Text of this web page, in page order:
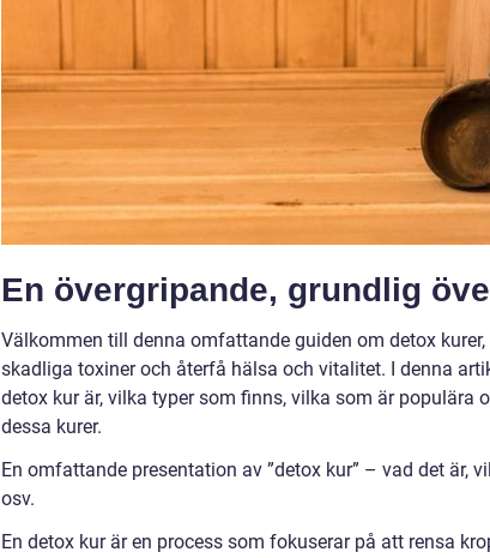
En övergripande, grundlig
Välkommen till denna omfattande guiden om detox
skadliga toxiner och återfå hälsa och vitalitet. I denna
detox kur är, vilka typer som finns, vilka som är populära
dessa kurer.
En omfattande presentation av ”detox kur” – vad det är,
osv.
En detox kur är en process som fokuserar på att rensa